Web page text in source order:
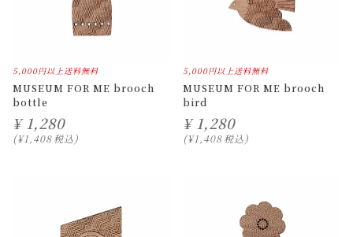
5,000円以上送料無料
MUSEUM FOR ME brooch
bottle
¥ 1,280
¥1,408税込
5,000円以上送料無料
MUSEUM FOR ME brooch
bird
¥ 1,280
¥1,408税込